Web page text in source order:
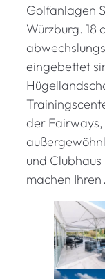
Golfanlagen
Würzburg. 18
eingebettet
der
und Clubhaus
machen